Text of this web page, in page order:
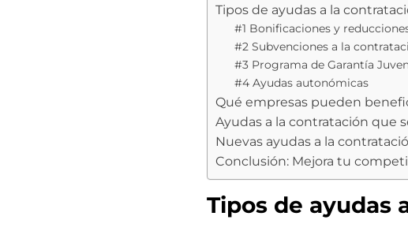
Tipos de ayudas a la
#1 Bonificaciones y
#2 Subvenciones a la
#3 Programa de Garantía
#4 Ayudas autonómicas
Qué empresas pueden
Ayudas a la contratación que
Nuevas ayudas a la
Conclusión: Mejora tu
Tipos de ayudas